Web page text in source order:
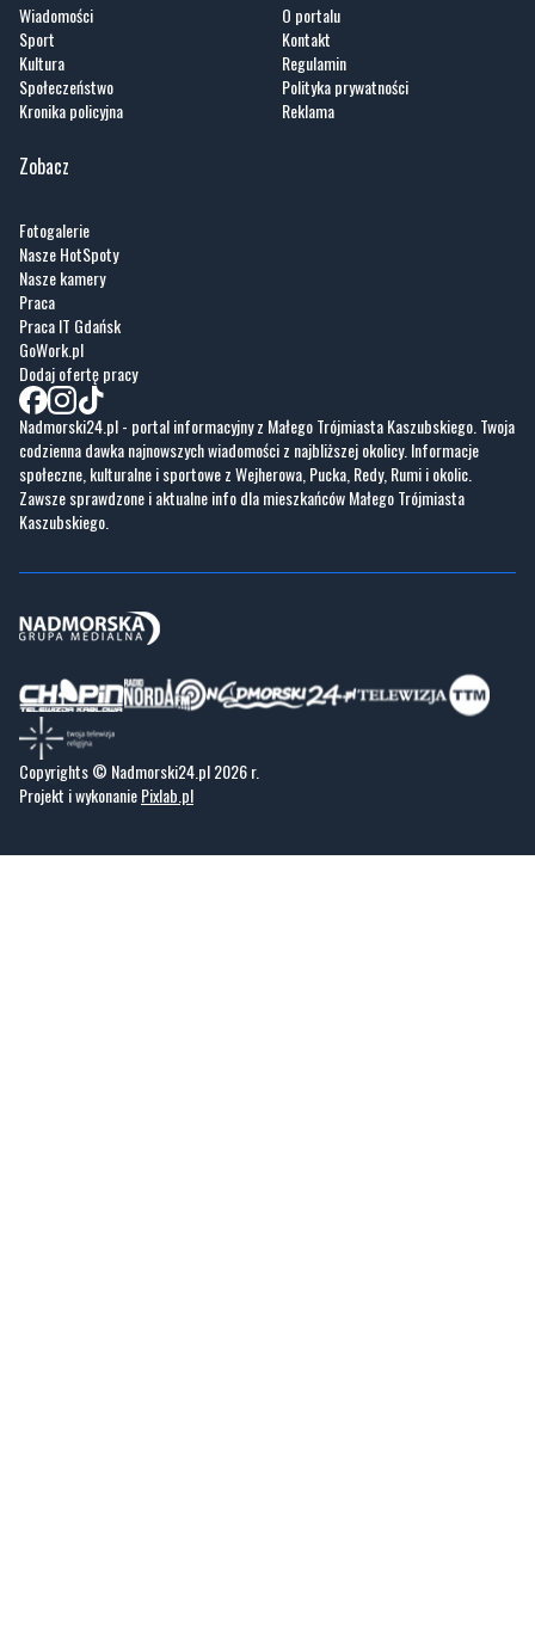
Wiadomości
Sport
Kultura
Społeczeństwo
Kronika policyjna
O portalu
Kontakt
Regulamin
Polityka prywatności
Reklama
Zobacz
Fotogalerie
Nasze HotSpoty
Nasze kamery
Praca
Praca IT Gdańsk
GoWork.pl
Dodaj ofertę pracy
Nadmorski24.pl - portal informacyjny z Małego Trójmiasta Kaszubskiego. Twoja
codzienna dawka najnowszych wiadomości z najbliższej okolicy. Informacje
społeczne, kulturalne i sportowe z Wejherowa, Pucka, Redy, Rumi i okolic.
Zawsze sprawdzone i aktualne info dla mieszkańców Małego Trójmiasta
Kaszubskiego.
Copyrights © Nadmorski24.pl 2026 r.
Projekt i wykonaniePixlab.pl